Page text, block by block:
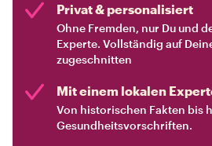
Privat & personalisiert
Ohne Fremden, nur Du und
Experte. Vollständig auf
zugeschnitten
Mit einem lokalen
Von historischen Fakten bis
Gesundheitsvorschriften.